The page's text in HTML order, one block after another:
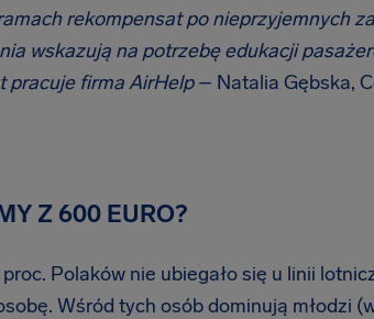
rekompensat po nieprzyjemnych
wskazują na potrzebę edukacji
pracuje firma AirHelp– Natalia Gębska,
Z 600 EURO?
Polaków nie ubiegało się u linii
Wśród tych osób dominują młodzi